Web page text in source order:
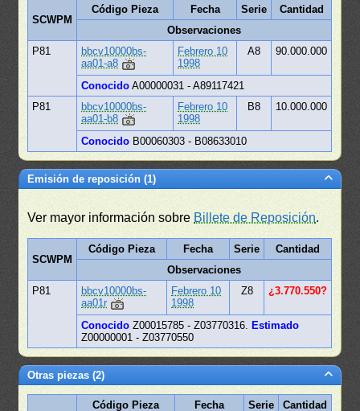
SCWPM
Código Pieza Fecha Serie
Cantidad
Observaciones
P81
bbcv10000bs-
aa01-a8
Febrero 10
1998
A8 90.000.000
Conocido A00000031 - A89117421
P81
bbcv10000bs-
aa01-b8
Febrero 10
1998
B8 10.000.000
Conocido B00060303 - B08633010
Emisión de reposición (1)
Ver mayor información sobre Billete de Reposición.
SCWPM
Código Pieza Fecha Serie
Cantidad
Observaciones
P81
bbcv10000bs-
aa01r
Febrero 10
1998
Z8 ¿3.770.550?
Conocido Z00015785 - Z03770316.Estimado
Z00000001 - Z03770550
Otras piezas (2)
Código Pieza Fecha Serie
Cantidad